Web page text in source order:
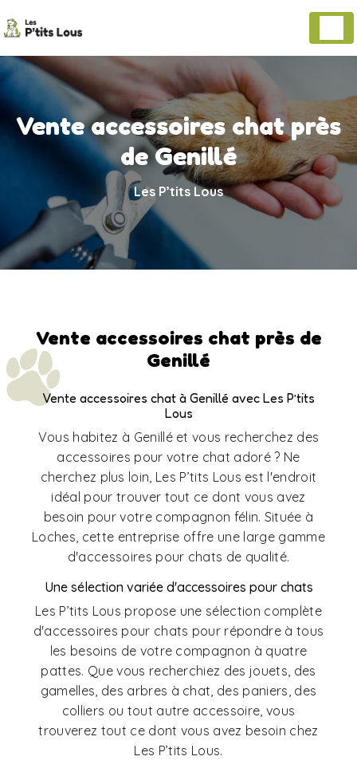
Vente accessoires chat près
de Genillé
Les P’tits Lous
Vente accessoires chat près de
Genillé
Vente accessoires chat à Genillé avec Les P’tits
Lous
Vous habitez à Genillé et vous recherchez des
accessoires pour votre chat adoré ? Ne
cherchez plus loin, Les P’tits Lous est l'endroit
idéal pour trouver tout ce dont vous avez
besoin pour votre compagnon félin. Située à
Loches, cette entreprise offre une large gamme
d'accessoires pour chats de qualité.
Une sélection variée d'accessoires pour chats
Les P’tits Lous propose une sélection complète
d'accessoires pour chats pour répondre à tous
les besoins de votre compagnon à quatre
pattes. Que vous recherchiez des jouets, des
gamelles, des arbres à chat, des paniers, des
colliers ou tout autre accessoire, vous
trouverez tout ce dont vous avez besoin chez
Les P’tits Lous.